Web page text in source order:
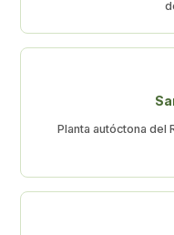
Planta autóctona del